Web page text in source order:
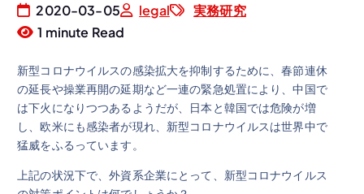
2020-03-05 legal
実務研究
1 minute Read
新型コロナウイルスの感染拡大を抑制するために、春節連休
の延長や操業再開の延期など一連の緊急処置により、中国で
は下火になりつつあるようだが、日本と韓国では危険が増
し、欧米にも感染者が現れ、新型コロナウイルスは世界中で
猛威をふるっています。
上記の状況下で、外資系企業にとって、新型コロナウイルス